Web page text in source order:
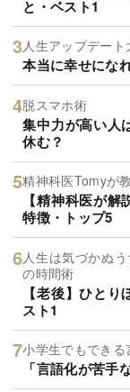
と・ベスト1
人生アップデート
本当に幸せにな
脱スマホ術
集中力が高い人
休む？
精神科医Tomyが
【精神科医が
特徴・トップ5
人生は気づかぬ
の時間術
【老後】ひと
スト1
小学生でもできる
「言語化が苦手